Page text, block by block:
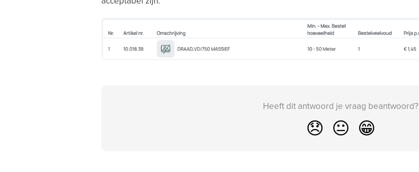
Heeft dit antwoord je vraag beantwoord?
😞 😐 😁